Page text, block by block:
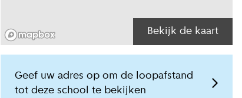
Bekijk de kaart
Geef uw adres op om de loopafstand
tot deze school te bekijken